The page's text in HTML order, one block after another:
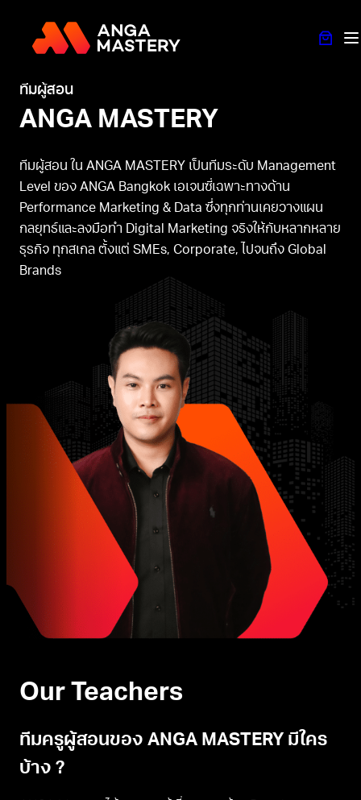
ทีมผู้สอน
ANGA MASTERY
ทีมผู้สอน ใน ANGA MASTERY เป็นทีมระดับ Management
Level ของ ANGA Bangkok เอเจนซี่เฉพาะทางด้าน
Performance Marketing & Data ซึ่งทุกท่านเคยวางแผน
กลยุทธ์และลงมือทำ Digital Marketing จริงให้กับหลากหลาย
ธุรกิจ ทุกสเกล ตั้งแต่ SMEs, Corporate, ไปจนถึง Global
Brands
Our Teachers
ทีมครูผู้สอนของ ANGA MASTERY มีใคร
บ้าง ?